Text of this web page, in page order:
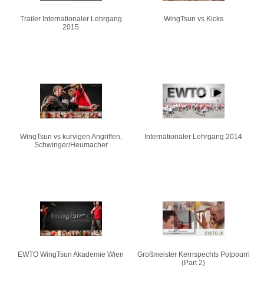
Trailer Internationaler Lehrgang
2015
WingTsun vs Kicks
WingTsun vs kurvigen Angriffen,
Schwinger/Heumacher
Internationaler Lehrgang 2014
EWTO WingTsun Akademie Wien
Großmeister Kernspechts Potpourri
(Part 2)